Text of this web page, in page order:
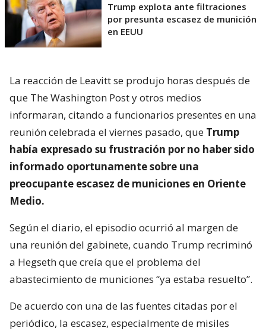
Trump explota ante filtraciones
por presunta escasez de munición
en EEUU
La reacción de Leavitt se produjo horas después de
que The Washington Post y otros medios
informaran, citando a funcionarios presentes en una
reunión celebrada el viernes pasado, que Trump
había expresado su frustración por no haber sido
informado oportunamente sobre una
preocupante escasez de municiones en Oriente
Medio.
Según el diario, el episodio ocurrió al margen de
una reunión del gabinete, cuando Trump recriminó
a Hegseth que creía que el problema del
abastecimiento de municiones “ya estaba resuelto”.
De acuerdo con una de las fuentes citadas por el
periódico, la escasez, especialmente de misiles